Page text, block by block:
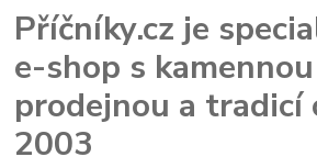
Příčníky.cz je
e-shop s kamennou
prodejnou a tradicí
2003